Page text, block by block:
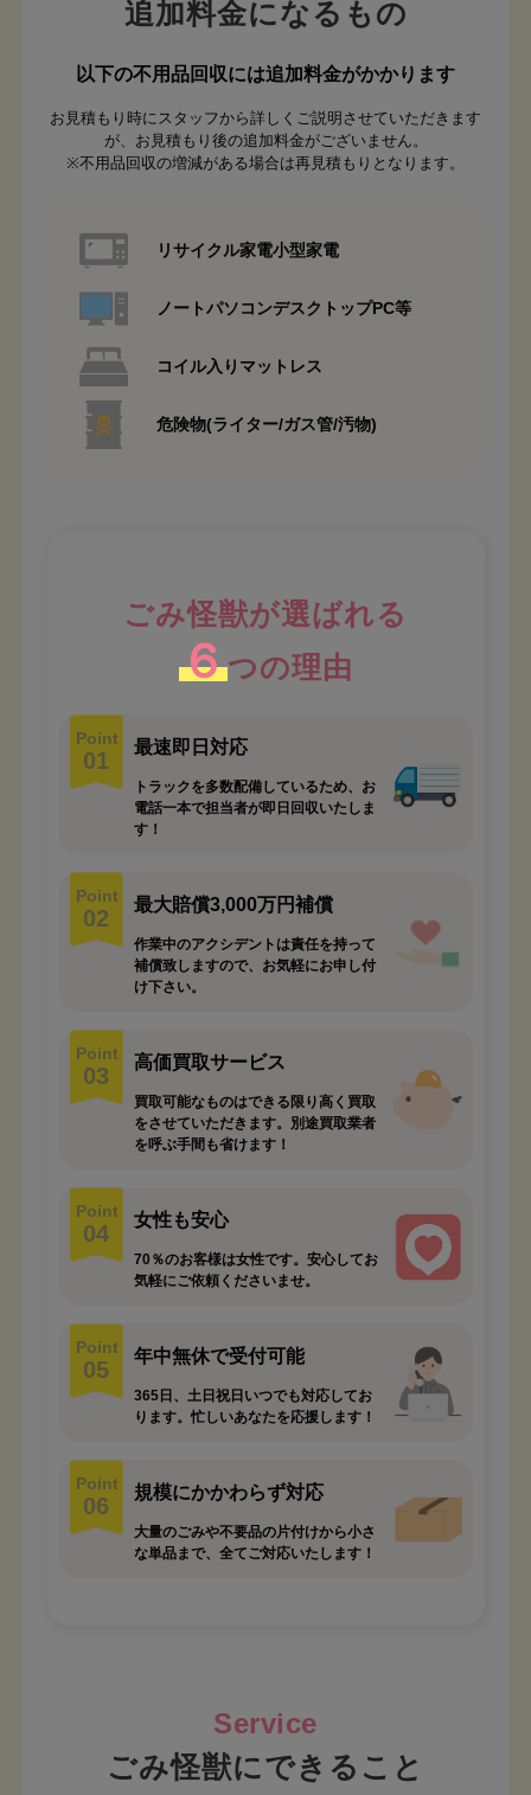
追加料金になるもの
以下の不用品回収には追加料金がかかります
お見積もり時にスタッフから詳しくご説明させていただきます
が、お見積もり後の追加料金がございません。
※不用品回収の増減がある場合は再見積もりとなります。
リサイクル家電小型家電
ノートパソコンデスクトップPC等
コイル入りマットレス
危険物(ライター/ガス管/汚物)
ごみ怪獣が選ばれる
６つの理由
Point
01
最速即日対応
トラックを多数配備しているため、お
電話一本で担当者が即日回収いたしま
す！
Point
02
最大賠償3,000万円補償
作業中のアクシデントは責任を持って
補償致しますので、お気軽にお申し付
け下さい。
Point
03
高価買取サービス
買取可能なものはできる限り高く買取
をさせていただきます。別途買取業者
を呼ぶ手間も省けます！
Point
04
女性も安心
70％のお客様は女性です。安心してお
気軽にご依頼くださいませ。
Point
05
年中無休で受付可能
365日、土日祝日いつでも対応してお
ります。忙しいあなたを応援します！
Point
06
規模にかかわらず対応
大量のごみや不要品の片付けから小さ
な単品まで、全てご対応いたします！
ごみ怪獣にできること